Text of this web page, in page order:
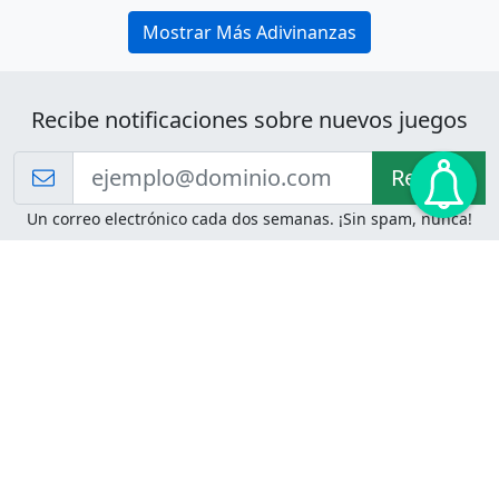
Mostrar Más Adivinanzas
Recibe notificaciones sobre nuevos juegos
Recibir!
Un correo electrónico cada dos semanas. ¡Sin spam, nunca!